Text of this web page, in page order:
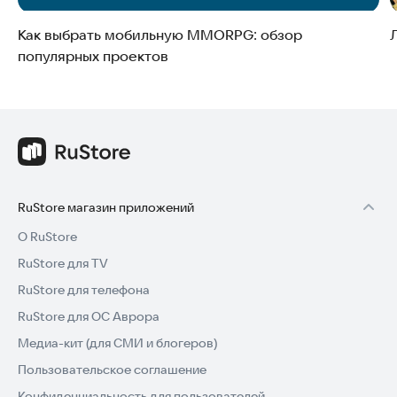
Как выбрать мобильную MMORPG: обзор
популярных проектов
RuStore магазин приложений
О RuStore
RuStore для TV
RuStore для телефона
RuStore для ОС Аврора
Медиа-кит (для СМИ и блогеров)
Пользовательское соглашение